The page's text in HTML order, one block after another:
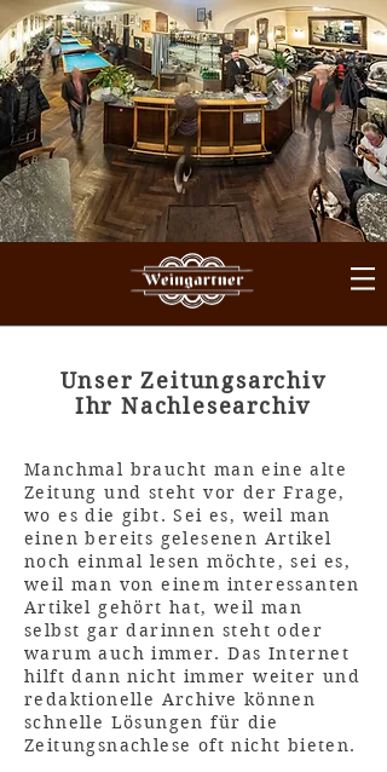
Unser Zeitungsarchiv
Ihr Nachlesearchiv
Manchmal braucht man eine alte
Zeitung und steht vor der Frage,
wo es die gibt. Sei es, weil man
einen bereits gelesenen Artikel
noch einmal lesen möchte, sei es,
weil man von einem interessanten
Artikel gehört hat, weil man
selbst gar darinnen steht oder
warum auch immer. Das Internet
hilft dann nicht immer weiter und
redaktionelle Archive können
schnelle Lösungen für die
Zeitungsnachlese oft nicht bieten.